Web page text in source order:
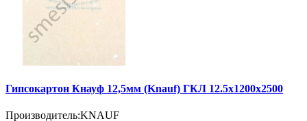
Гипсокартон Кнауф 12,5мм (Knauf) ГКЛ 12.5х1200х2500
Производитель:KNAUF